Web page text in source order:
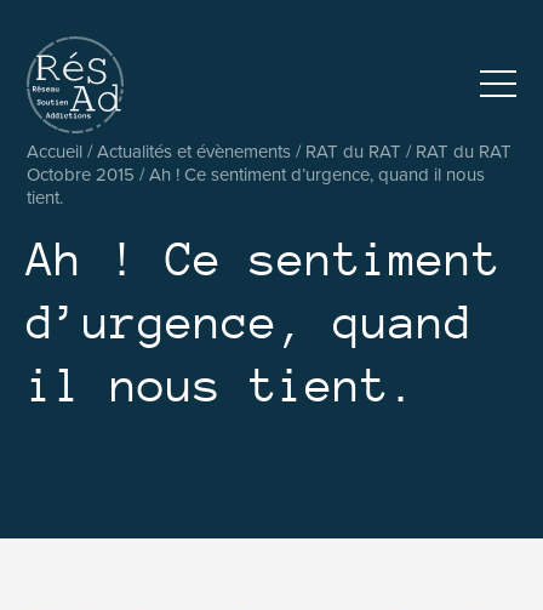
Réseau pluridisciplinaire d’accompagnement et de soutien
Accueil/Actualités et évènements/RAT du RAT /RAT du RAT
Octobre 2015 /Ah ! Ce sentiment d’urgence, quand il nous
tient.
Ah ! Ce sentiment
d’urgence, quand
il nous tient.